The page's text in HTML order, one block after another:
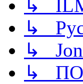
↳
↳
↳
↳